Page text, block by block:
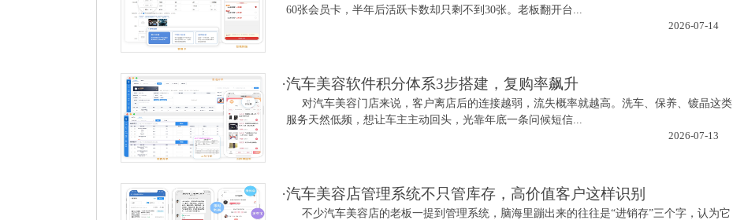
60张会员卡，半年后活跃卡数却只剩不到30张。老板翻开台...
2026-07-14
·汽车美容软件积分体系3步搭建，复购率飙升
对汽车美容门店来说，客户离店后的连接越弱，流失概率就越高。洗车、保养、镀晶这类
服务天然低频，想让车主主动回头，光靠年底一条问候短信...
2026-07-13
·汽车美容店管理系统不只管库存，高价值客户这样识别
不少汽车美容店的老板一提到管理系统，脑海里蹦出来的往往是“进销存”三个字，认为它